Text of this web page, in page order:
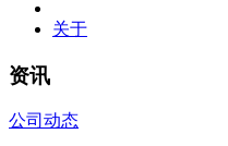
关于
资讯
公司动态